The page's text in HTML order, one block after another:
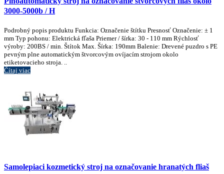
3000-5000b / H
Podrobný popis produktu Funkcia: Označenie štítku Presnosť Označenie: ± 1
mm Typ pohonu: Elektrická fľaša Priemer / šírka: 30 - 110 mm Rýchlosť
výroby: 200BS / min. Štítok Max. Šírka: 190mm Balenie: Drevené puzdro s PE
pevným plne automatickým štvorcovým ovíjacím strojom okolo
etiketovacieho stroja. ..
Čítaj viac
Samolepiaci kozmetický stroj na označovanie hranatých fliaš